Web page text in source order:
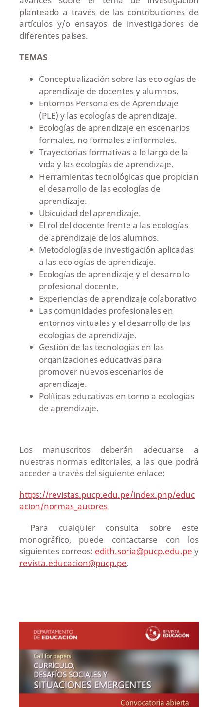
planteado a través de las contribuciones de
artículos y/o ensayos de investigadores de
diferentes países.
TEMAS
Conceptualización sobre las ecologías de
aprendizaje de docentes y alumnos.
Entornos Personales de Aprendizaje
(PLE) y las ecologías de aprendizaje.
Ecologías de aprendizaje en escenarios
formales, no formales e informales.
Trayectorias formativas a lo largo de la
vida y las ecologías de aprendizaje.
Herramientas tecnológicas que propician
el desarrollo de las ecologías de
aprendizaje.
Ubicuidad del aprendizaje.
El rol del docente frente a las ecologías
de aprendizaje de los alumnos.
Metodologías de investigación aplicadas
a las ecologías de aprendizaje.
Ecologías de aprendizaje y el desarrollo
profesional docente.
Experiencias de aprendizaje colaborativo
Las comunidades profesionales en
entornos virtuales y el desarrollo de las
ecologías de aprendizaje.
Gestión de las tecnologías en las
organizaciones educativas para
promover nuevos escenarios de
aprendizaje.
Políticas educativas en torno a ecologías
de aprendizaje.
Los manuscritos deberán adecuarse a
nuestras normas editoriales, a las que podrá
acceder a través del siguiente enlace:
https://revistas.pucp.edu.pe/index.php/educ
acion/normas_autores
Para cualquier consulta sobre este
monográfico, puede contactarse con los
siguientes correos: edith.soria@pucp.edu.pe y
revista.educacion@pucp.pe.